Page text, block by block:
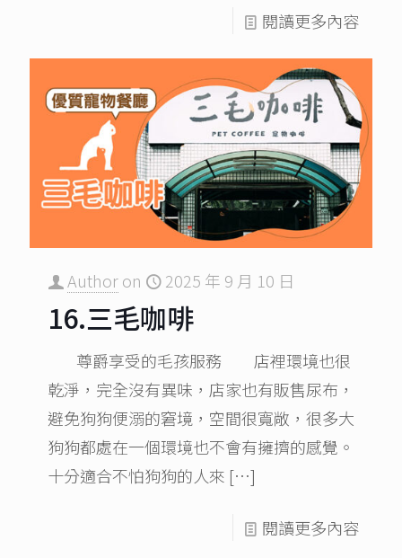
閱讀更多內容
Authoron 2025 年 9 月 10 日
16.三毛咖啡
尊爵享受的毛孩服務 店裡環境也很
乾淨，完全沒有異味，店家也有販售尿布，
避免狗狗便溺的窘境，空間很寬敞，很多大
狗狗都處在一個環境也不會有擁擠的感覺。
十分適合不怕狗狗的人來 […]
閱讀更多內容